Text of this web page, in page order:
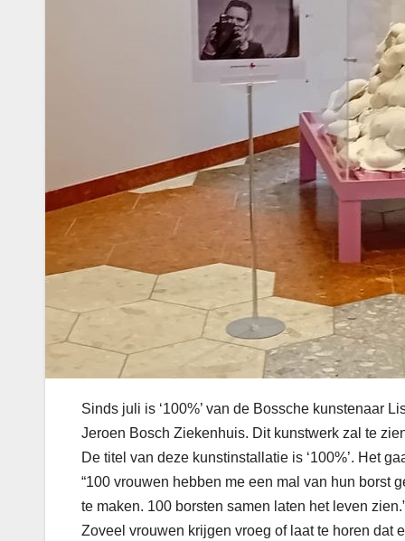
Sinds juli is ‘100%’ van de Bossche kunstenaar
Jeroen Bosch Ziekenhuis. Dit kunstwerk zal te
De titel van deze kunstinstallatie is ‘100%’. Het
“100 vrouwen hebben me een mal van hun borst
te maken. 100 borsten samen laten het leven
Zoveel vrouwen krijgen vroeg of laat te horen dat